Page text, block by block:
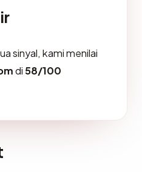
sinyal, kami menilai
di58/100